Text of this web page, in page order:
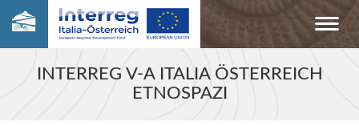
INTERREG V-A ITALIA ÖSTERREICH
ETNOSPAZI